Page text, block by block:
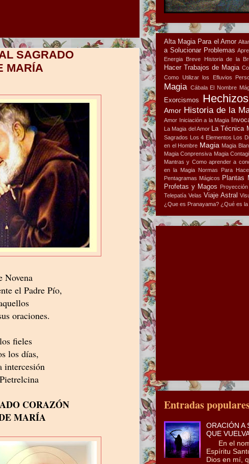
SAGRADO
MARÍA
Novena
el Padre Pío,
oraciones.
fieles
los días,
intercesión
CORAZÓN
MARÍA
Alta Magia Para el Amor
a Solucionar Problemas
Energia Breve Historia de la
Hacer Trabajos de Magia
Como Utilizar los Efluvios
Magia Cábala El Nombre
Exorcismos Hechizos
Amor Historia de la
Amor Iniciación a la Magia
La Magia del Amor La Técnica
Sagrados Los 4 Elementos Los
en el Hombre Magia Magia
Magia Conprensiva Magia
Mantras y Como aprender a
en la Magia Normas Para
Pentagramas Mágicos Plantas
Profetas y Magos
Telepatía Velas Viaje Astral
¿Que es Pranayama? ¿Qué es
Entradas
ORACIÓN A
QUE
En el
Espíritu
Dios en mí,